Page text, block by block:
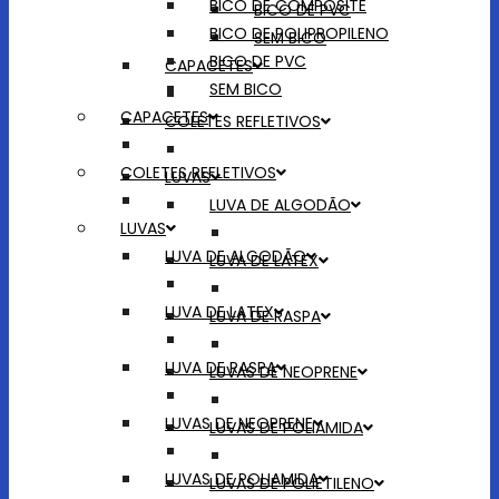
BICO DE PVC
SEM BICO
CAPACETES
COLETES REFLETIVOS
LUVAS
LUVA DE ALGODÃO
LUVA DE LATEX
LUVA DE RASPA
LUVAS DE NEOPRENE
LUVAS DE POLIAMIDA
LUVAS DE POLIETILENO
BICO DE COMPOSITE
BICO DE POLIPROPILENO
BICO DE PVC
SEM BICO
CAPACETES
COLETES REFLETIVOS
LUVAS
LUVA DE ALGODÃO
LUVA DE LATEX
LUVA DE RASPA
LUVAS DE NEOPRENE
LUVAS DE POLIAMIDA